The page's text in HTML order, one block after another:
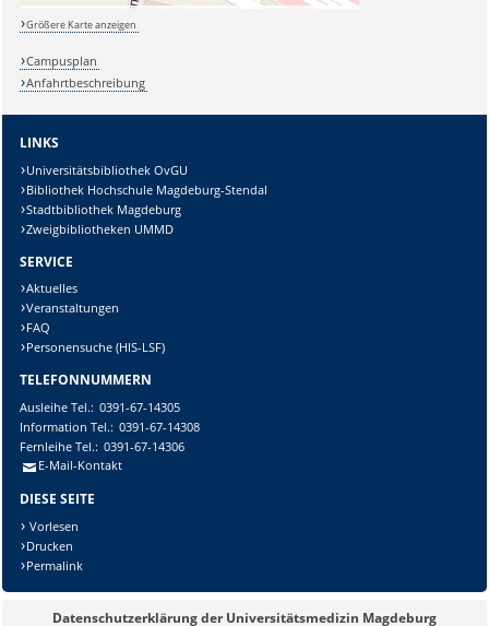
Größere Karte anzeigen
Campusplan
Anfahrtbeschreibung
LINKS
Universitätsbibliothek OvGU
Bibliothek Hochschule Magdeburg-Stendal
Stadtbibliothek Magdeburg
Zweigbibliotheken UMMD
SERVICE
Aktuelles
Veranstaltungen
FAQ
Personensuche (HIS-LSF)
TELEFONNUMMERN
AusleiheTel.: 0391-67-14305
Information Tel.: 0391-67-14308
FernleiheTel.: 0391-67-14306
E-Mail-Kontakt
DIESE SEITE
Vorlesen
Drucken
Permalink
Datenschutzerklärung der Universitätsmedizin Magdeburg